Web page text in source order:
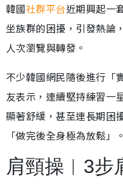
韓國社群平台近期興起一
坐族群的困擾，引發熱論
人次瀏覽與轉發。
不少韓國網民隨後進行「
友表示，連續堅持練習一
顯著舒緩，甚至連長期困
「做完後全身極為放鬆」。
肩頸操︱3步